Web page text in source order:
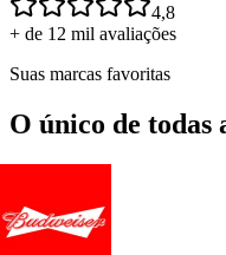
4,8
+ de 12 mil avaliações
Suas marcas favoritas
O único de todas